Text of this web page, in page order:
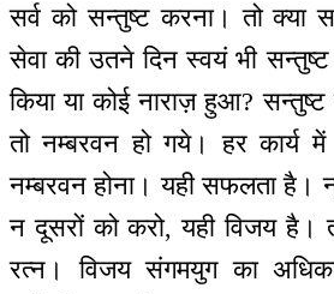
सर्व को सन्तुष्ट करना। तो क्या
सेवा की उतने दिन स्वयं भी
किया या कोई नाराज़ हुआ?
तो नम्बरवन हो गये। हर कार्य में
नम्बरवन होना। यही सफलता है।
न दूसरों को करो, यही विजय है।
रत्न। विजय संगमयुग का